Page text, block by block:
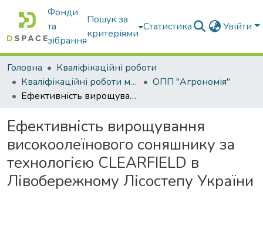
Фонди
та
зібрання
Пошук за
критеріями
Статистика Увійти
Головна
Кваліфікаційні роботи
Кваліфікаційні роботи магістрів
ОПП "Агрономія"
Ефективність вирощування високоолеїнового соняшнику за технологією CLEARFIELD в Лівобережному Лісостепу України
Ефективність вирощування
високоолеїнового соняшнику за
технологією CLEARFIELD в
Лівобережному Лісостепу України